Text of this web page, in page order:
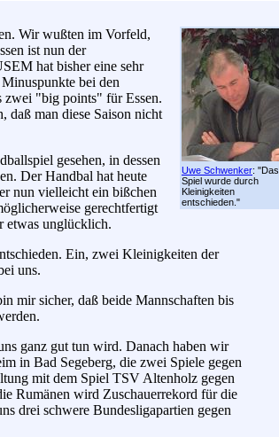
Uwe Schwenker: "Das
Spiel wurde durch
Kleinigkeiten
entschieden."
Wir wußten im Vorfeld,
ist nun der
hat bisher eine sehr
bei den
zwei "big points" für Essen.
man diese Saison nicht
gesehen, in dessen
Der Handbal hat heute
nun vielleicht ein bißchen
gerechtfertigt
etwas unglücklich.
Ein, zwei Kleinigkeiten der
uns.
mir sicher, daß beide Mannschaften bis
ganz gut tun wird. Danach haben wir
in Bad Segeberg, die zwei Spiele gegen
mit dem Spiel TSV Altenholz gegen
Rumänen wird Zuschauerrekord für die
drei schwere Bundesligapartien gegen